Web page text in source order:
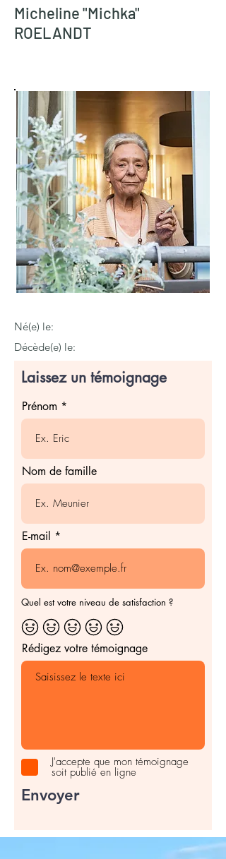
Micheline "Michka"
ROELANDT
Né(e) le:
Décède(e) le:
Laissez un témoignage
Prénom
Nom de famille
E-mail
Quel est votre niveau de satisfaction ?
Rédigez votre témoignage
J'accepte que mon témoignage
soit publié en ligne
Envoyer